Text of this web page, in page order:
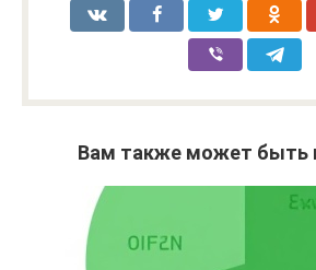
Вам также может быть